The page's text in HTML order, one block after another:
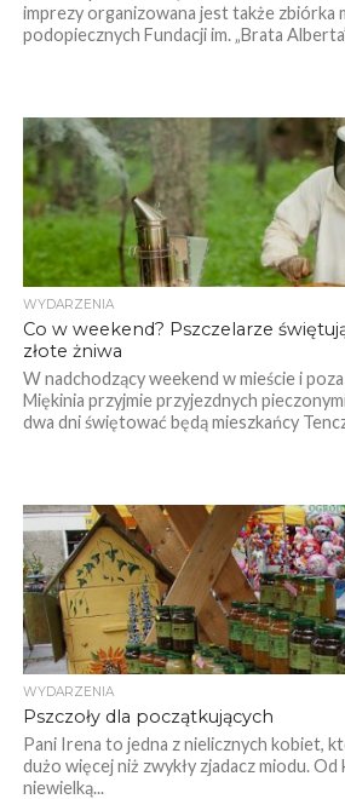
imprezy organizowana jest także zbiórka
podopiecznych Fundacji im. „Brata
WYDARZENIA
Co w weekend? Pszczelarze
złote żniwa
W nadchodzący weekend w mieście i
Miękinia przyjmie przyjezdnych
dwa dni świętować będą mieszkańcy
WYDARZENIA
Pszczoły dla początkujących
Pani Irena to jedna z nielicznych kobiet,
dużo więcej niż zwykły zjadacz miodu.
niewielką...